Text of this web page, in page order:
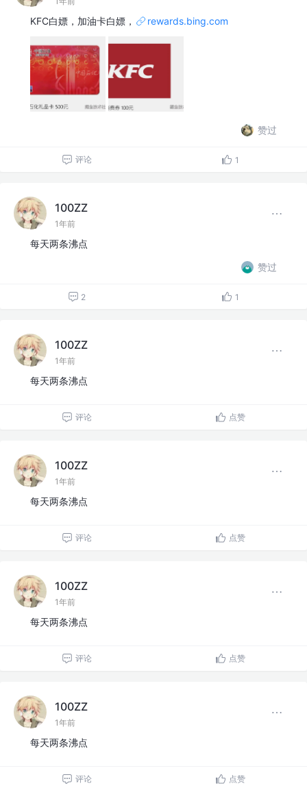
KFC白嫖，加油卡白嫖， rewards.bing.com
赞过
评论 1
100ZZ
1年前
每天两条沸点
赞过
2 1
100ZZ
1年前
每天两条沸点
评论 点赞
100ZZ
1年前
每天两条沸点
评论 点赞
100ZZ
1年前
每天两条沸点
评论 点赞
100ZZ
1年前
每天两条沸点
评论 点赞